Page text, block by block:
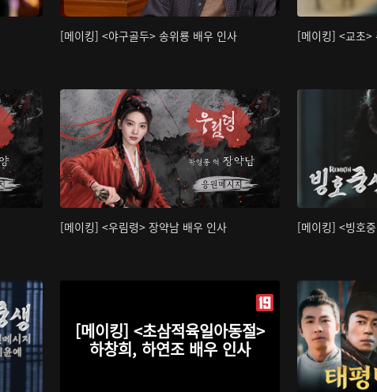
[메이킹] <야구골두> 송위룡 배우 인사 [메이킹] <교초>
[메이킹] <우림령> 장약남 배우 인사 [메이킹] <빙호
[메이킹] <초삼적육일아동절>
하창희, 하연조 배우 인사